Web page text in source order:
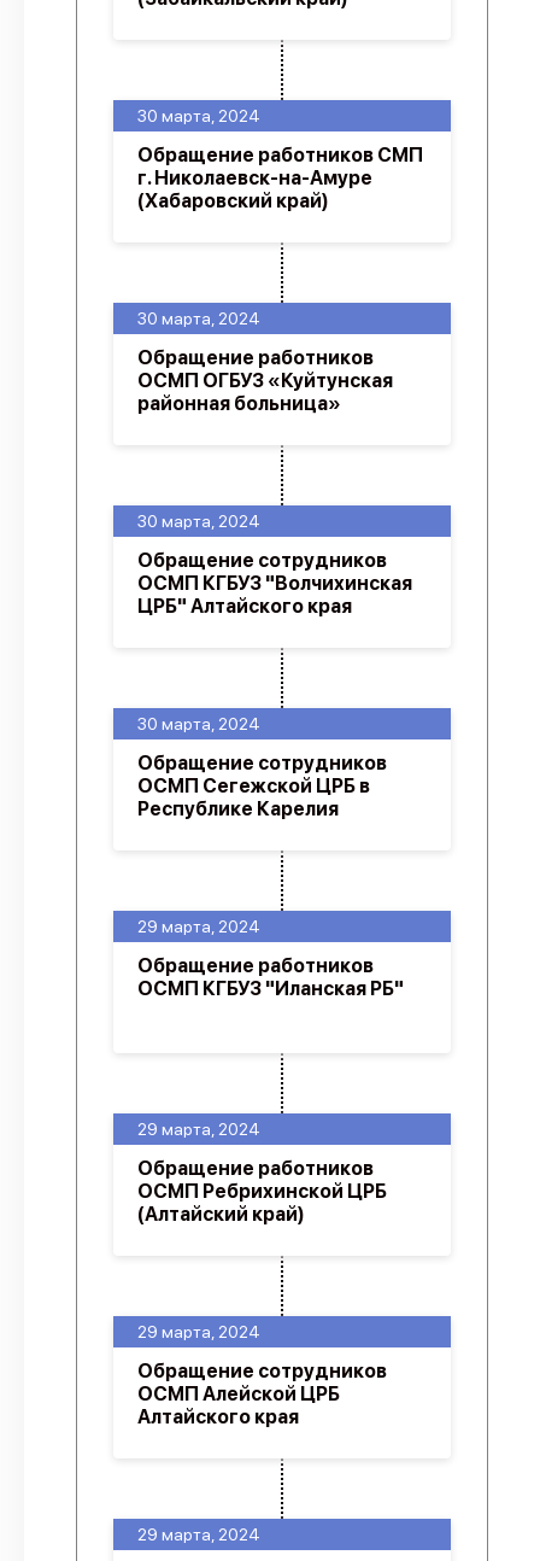
29 марта, 2024
29 марта, 2024
Обращение сотрудников
ОСМП Алейской ЦРБ
Алтайского края
29 марта, 2024
Обращение работников
ОСМП Ребрихинской ЦРБ
(Алтайский край)
29 марта, 2024
Обращение работников
ОСМП КГБУЗ "Иланская РБ"
30 марта, 2024
Обращение сотрудников
ОСМП Сегежской ЦРБ в
Республике Карелия
30 марта, 2024
Обращение сотрудников
ОСМП КГБУЗ "Волчихинская
ЦРБ" Алтайского края
30 марта, 2024
Обращение работников
ОСМП ОГБУЗ «Куйтунская
районная больница»
30 марта, 2024
Обращение работников СМП
г. Николаевск-на-Амуре
(Хабаровский край)